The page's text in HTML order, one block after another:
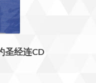
圣经连CD